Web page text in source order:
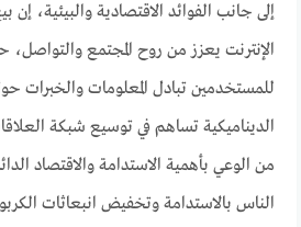
إلى جانب الفوائد الاقتصادية والبيئية، إن
الإنترنت يعزز من روح المجتمع
للمستخدمين تبادل المعلومات والخبرات
الديناميكية تساهم في توسيع شبكة
من الوعي بأهمية الاستدامة والاقتصاد
الناس بالاستدامة وتخفيض انبعاثات